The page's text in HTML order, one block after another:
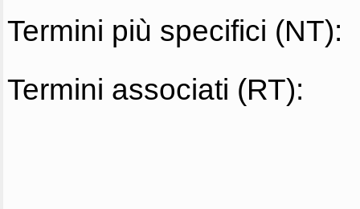
Termini più specifici (NT):
Termini associati (RT):